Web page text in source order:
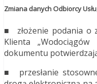
Zmiana danych Odbiorcy
■ złożenie podania o
Klienta
dokumentu
■ przesłanie